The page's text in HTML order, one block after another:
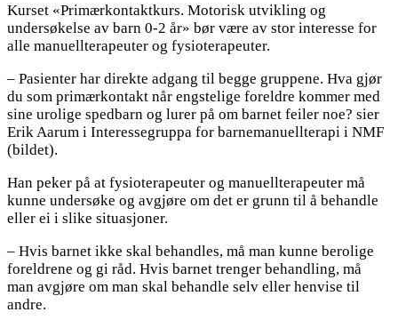
Kurset «Primærkontaktkurs. Motorisk utvikling og
undersøkelse av barn 0-2 år» bør være av stor interesse for
alle manuellterapeuter og fysioterapeuter.
– Pasienter har direkte adgang til begge gruppene. Hva gjør
du som primærkontakt når engstelige foreldre kommer med
sine urolige spedbarn og lurer på om barnet feiler noe? sier
Erik Aarum i Interessegruppa for barnemanuellterapi i NMF
(bildet).
Han peker på at fysioterapeuter og manuellterapeuter må
kunne undersøke og avgjøre om det er grunn til å behandle
eller ei i slike situasjoner.
– Hvis barnet ikke skal behandles, må man kunne berolige
foreldrene og gi råd. Hvis barnet trenger behandling, må
man avgjøre om man skal behandle selv eller henvise til
andre.